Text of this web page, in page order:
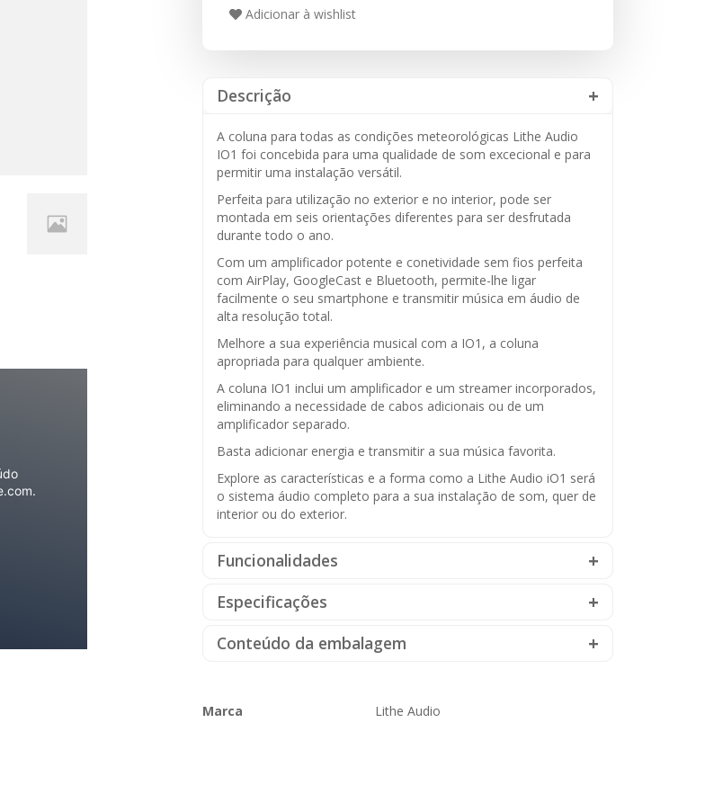
Adicionar à wishlist
Descrição
A coluna para todas as condições meteorológicas Lithe Audio
IO1 foi concebida para uma qualidade de som excecional e para
permitir uma instalação versátil.
Perfeita para utilização no exterior e no interior, pode ser
montada em seis orientações diferentes para ser desfrutada
durante todo o ano.
Com um amplificador potente e conetividade sem fios perfeita
com AirPlay, GoogleCast e Bluetooth, permite-lhe ligar
facilmente o seu smartphone e transmitir música em áudio de
alta resolução total.
Melhore a sua experiência musical com a IO1, a coluna
apropriada para qualquer ambiente.
A coluna IO1 inclui um amplificador e um streamer incorporados,
eliminando a necessidade de cabos adicionais ou de um
amplificador separado.
Basta adicionar energia e transmitir a sua música favorita.
Explore as características e a forma como a Lithe Audio iO1 será
o sistema áudio completo para a sua instalação de som, quer de
interior ou do exterior.
Funcionalidades
Especificações
Conteúdo da embalagem
Marca
Lithe Audio